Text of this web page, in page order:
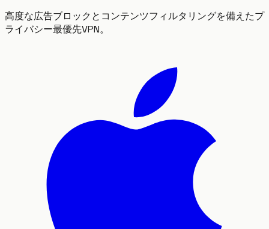
高度な広告ブロックとコンテンツフィルタリングを備えたプ
ライバシー最優先VPN。